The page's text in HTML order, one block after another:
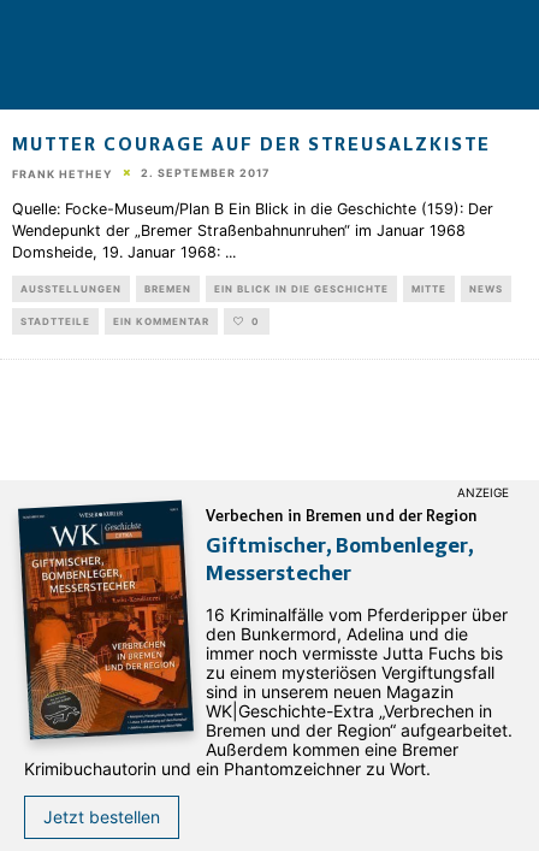
MUTTER COURAGE AUF DER STREUSALZKISTE
FRANK HETHEY 2. SEPTEMBER 2017
Quelle: Focke-Museum/Plan B Ein Blick in die Geschichte (159): Der
Wendepunkt der „Bremer Straßenbahnunruhen“ im Januar 1968
Domsheide, 19. Januar 1968: ...
AUSSTELLUNGEN BREMEN EIN BLICK IN DIE GESCHICHTE MITTE NEWS
STADTTEILE EIN KOMMENTAR 0
Verbechen in Bremen und der Region
Giftmischer, Bombenleger,
Messerstecher
16 Kriminalfälle vom Pferderipper über
den Bunkermord, Adelina und die
immer noch vermisste Jutta Fuchs bis
zu einem mysteriösen Vergiftungsfall
sind in unserem neuen Magazin
WK|Geschichte-Extra „Verbrechen in
Bremen und der Region“ aufgearbeitet.
Außerdem kommen eine Bremer
Krimibuchautorin und ein Phantomzeichner zu Wort.
Jetzt bestellen